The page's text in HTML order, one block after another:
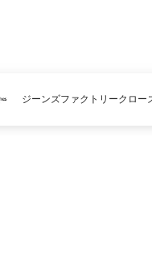
ジーンズファクトリークロー